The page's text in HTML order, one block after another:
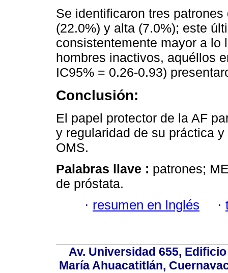
Se identificaron tres
(22.0%) y alta (7.0%); este
consistentemente mayor a lo
hombres inactivos, aquéllos
IC95% = 0.26-0.93)
Conclusión:
El papel protector de la AF
y regularidad de su práctica
OMS.
Palabras llave : patrones;
de próstata.
· resumen en Inglés ·
Av. Universidad 655,
María Ahuacatitlán,